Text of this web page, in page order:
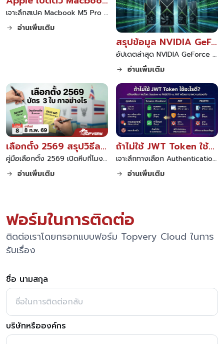
เจาะลึกสเปค Macbook M5 Pro และ Macbook M5 Air จาก Apple มาพร้อมชิป M5 สถาปัตยกรรมใหม่ รองรับการทำงาน AI เต็มรูปแบบ แบตเตอรี่ทนทานและดีไซน์พรีเมียม
อ่านเพิ่มเติม
สรุปข้อมูล NVIDIA GeForce RTX 50 Series สถาปัตยกรรม Blackwell และเทคโนโลยี DLSS 4 ล่าสุด
อัปเดตล่าสุด NVIDIA GeForce RTX 50 Series สถาปัตยกรรม Blackwell แรงขึ้นด้วย DLSS 4.0 พร้อมเทคโนโลยี GDDR7 เช็คสเปคและราคาทุกรุ่น RTX 5090 RTX 5080 และสถานการณ์ผลิตล่าสุด
อ่านเพิ่มเติม
เลือกตั้ง 2569 สรุปวิธีลงคะแนน บัตร 3 ใบ สีไหนเลือกใคร ปากกาต้องเตรียมเองไหม
คู่มือเลือกตั้ง 2569 เปิดหีบกี่โมง สรุปชัดบัตรเลือกตั้ง 3 ใบ สีเขียว สีชมพู สีเหลือง ต่างกันอย่างไร วิธีการกาบัตรที่ถูกต้อง และข้อควรระวังเรื่องปากกา อ่านจบพร้อมเข้าคูหาทันที
อ่านเพิ่มเติม
ถ้าไม่ใช้ JWT Token ใช้อะไรดี พร้อมตารางเปรียบเทียบทางเลือกและความปลอดภัย
เจาะลึกทางเลือก Authentication นอกจาก JWT Token เปรียบเทียบ Session, PASETO และแนวทางความปลอดภัย พร้อมตารางเปรียบเทียบข้อดีข้อเสีย เพื่อเลือกใช้ให้เหมาะกับโปรเจกต์ของคุณ
อ่านเพิ่มเติม
ฟอร์มในการติดต่อ
ติดต่อเราโดยกรอกแบบฟอร์ม Topvery Cloud ในการ
รับเรื่อง
ชื่อ นามสกุล
บริษัทหรือองค์กร